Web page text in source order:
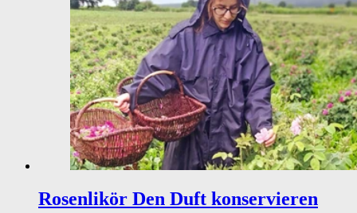
Rosenlikör Den Duft konservieren